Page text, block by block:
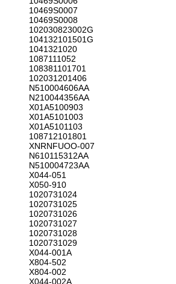
10469S0007
10469S0008
102030823002G
104132101501G
1041321020
1087111052
108381101701
102031201406
N510004606AA
N210044356AA
X01A5100903
X01A5101003
X01A5101103
108712101801
XNRNFUOO-007
N610115312AA
N510004723AA
X044-051
X050-910
1020731024
1020731025
1020731026
1020731027
1020731028
1020731029
X044-001A
X804-502
X804-002
X044-002A